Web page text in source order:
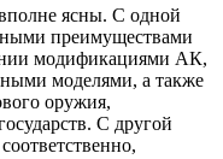
ясны. С одной
преимуществами
модификациями АК,
моделями, а также
оружия,
С другой